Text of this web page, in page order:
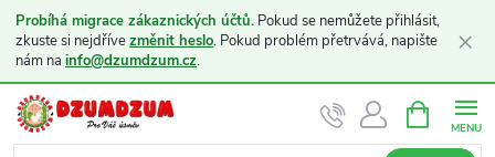
Probíhá migrace zákaznických účtů. Pokud se nemůžete přihlásit,
zkuste si nejdřívezměnit heslo. Pokud problém přetrvává, napište
nám na info@dzumdzum.cz.
×
Přejít
obsah
NÁKUPNÍ
KOŠÍK